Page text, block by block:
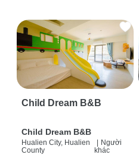
Child Dream B&B
Child Dream B&B
Hualien City, Hualien
County
Người
khác